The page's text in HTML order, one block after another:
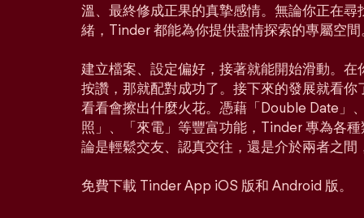
溫、最終修成正果的真摯感情。無論你正在
緒，Tinder 都能為你提供盡情探索的專屬空間
建立檔案、設定偏好，接著就能開始滑動。
按讚，那就配對成功了。接下來的發展就看
看看會擦出什麼火花。憑藉「Double Date」
照」、「來電」等豐富功能，Tinder 專為各
論是輕鬆交友、認真交往，還是介於兩者之間
免費下載 Tinder App iOS 版和 Android 版。